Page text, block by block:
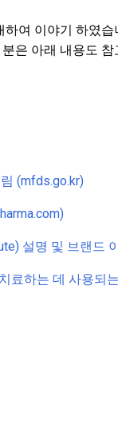
여 이야기 하였습
은 아래 내용도
(mfds.go.kr)
설명 및 브랜드
료하는 데 사용되